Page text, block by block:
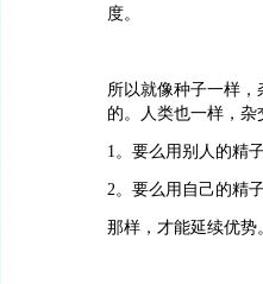
度。
所以就像种子一样
的。人类也一样，
1。要么用别人的精
2。要么用自己的精
那样，才能延续优势